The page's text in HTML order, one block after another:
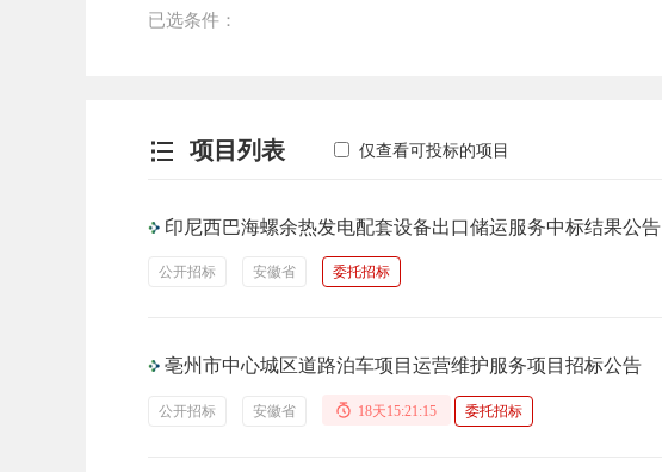
已选条件：
仅查看可投标的项目
项目列表
印尼西巴海螺余热发电配套设备出口储运服务中标结果公告
公开招标 安徽省 委托招标
亳州市中心城区道路泊车项目运营维护服务项目招标公告
公开招标 安徽省 18天15:21:15 委托招标